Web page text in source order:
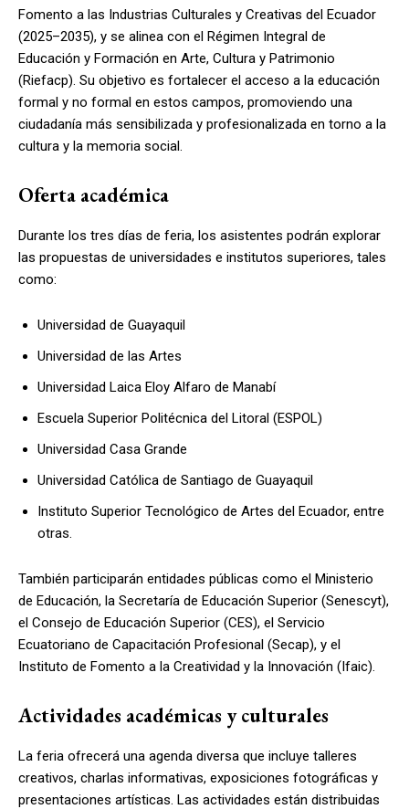
Fomento a las Industrias Culturales y Creativas del Ecuador
(2025–2035), y se alinea con el Régimen Integral de
Educación y Formación en Arte, Cultura y Patrimonio
(Riefacp). Su objetivo es fortalecer el acceso a la educación
formal y no formal en estos campos, promoviendo una
ciudadanía más sensibilizada y profesionalizada en torno a la
cultura y la memoria social.
Oferta académica
Durante los tres días de feria, los asistentes podrán explorar
las propuestas de universidades e institutos superiores, tales
como:
Universidad de Guayaquil
Universidad de las Artes
Universidad Laica Eloy Alfaro de Manabí
Escuela Superior Politécnica del Litoral (ESPOL)
Universidad Casa Grande
Universidad Católica de Santiago de Guayaquil
Instituto Superior Tecnológico de Artes del Ecuador, entre
otras.
También participarán entidades públicas como el Ministerio
de Educación, la Secretaría de Educación Superior (Senescyt),
el Consejo de Educación Superior (CES), el Servicio
Ecuatoriano de Capacitación Profesional (Secap), y el
Instituto de Fomento a la Creatividad y la Innovación (Ifaic).
Actividades académicas y culturales
La feria ofrecerá una agenda diversa que incluye talleres
creativos, charlas informativas, exposiciones fotográficas y
presentaciones artísticas. Las actividades están distribuidas